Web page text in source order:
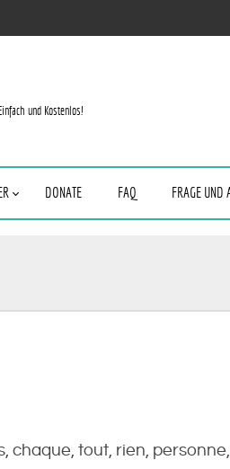
und Kostenlos!
DONATE FAQ FRAGE UND
chaque, tout, rien,